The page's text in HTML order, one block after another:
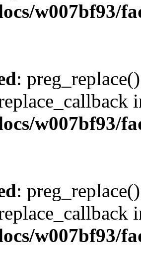
w007bf93/
:
w007bf93/
:
w007bf93/